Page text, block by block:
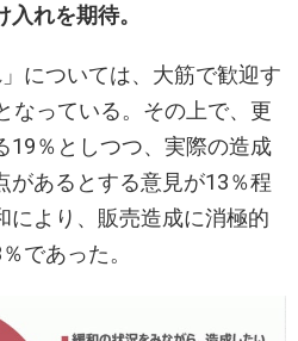
れを期待。
については、大筋で歓迎す
なっている。その上で、更
19％としつつ、実際の造成
があるとする意見が13％程
により、販売造成に消極的
であった。